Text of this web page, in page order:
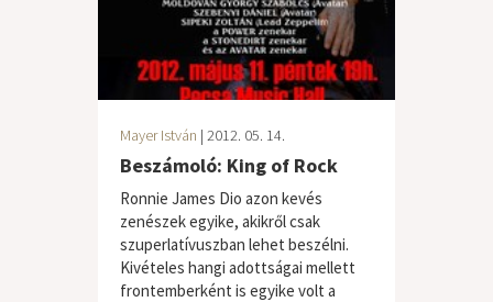
Mayer István | 2012. 05. 14.
Beszámoló: King of Rock
Ronnie James Dio azon kevés
zenészek egyike, akikről csak
szuperlatívuszban lehet beszélni.
Kivételes hangi adottságai mellett
frontemberként is egyike volt a